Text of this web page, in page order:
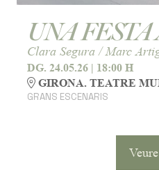
UNA
Clara Segura / Marc
DG. 24.05.26 | 18:00 H
GIRONA. TEATRE
GRANS ESCENARIS